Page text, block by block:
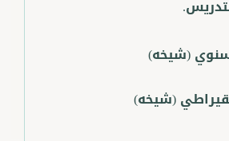
(شيخه)
(شيخه)